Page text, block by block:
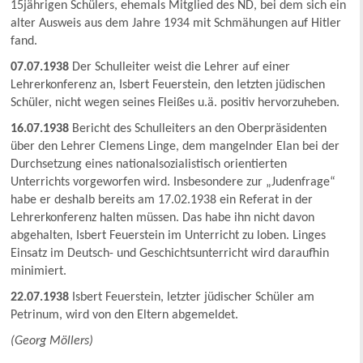
15jährigen Schülers, ehemals Mitglied des ND, bei dem sich ein
alter Ausweis aus dem Jahre 1934 mit Schmähungen auf Hitler
fand.
07.07.1938 Der Schulleiter weist die Lehrer auf einer
Lehrerkonferenz an, Isbert Feuerstein, den letzten jüdischen
Schüler, nicht wegen seines Fleißes u.ä. positiv hervorzuheben.
16.07.1938 Bericht des Schulleiters an den Oberpräsidenten
über den Lehrer Clemens Linge, dem mangelnder Elan bei der
Durchsetzung eines nationalsozialistisch orientierten
Unterrichts vorgeworfen wird. Insbesondere zur „Judenfrage“
habe er deshalb bereits am 17.02.1938 ein Referat in der
Lehrerkonferenz halten müssen. Das habe ihn nicht davon
abgehalten, Isbert Feuerstein im Unterricht zu loben. Linges
Einsatz im Deutsch- und Geschichtsunterricht wird daraufhin
minimiert.
22.07.1938 Isbert Feuerstein, letzter jüdischer Schüler am
Petrinum, wird von den Eltern abgemeldet.
(Georg Möllers)